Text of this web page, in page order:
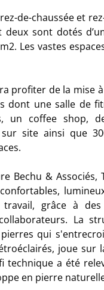
de-chaussée et
sont dotés
2. Les vastes
profiter de la mise
dont une salle de
un coffee shop,
site ainsi que
Bechu & Associés,
grâce à des
La
qui
joue sur
a été
en pierre